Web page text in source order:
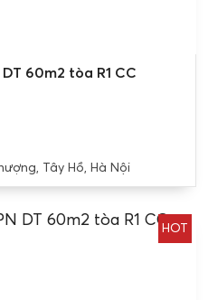
60m2 tòa R1 CC
Tây Hồ, Hà Nội
HOT